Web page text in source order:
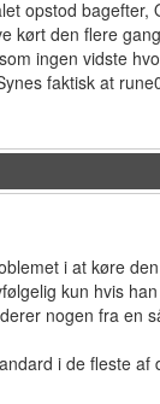
opstod bagefter,
kørt den flere
ingen vidste
faktisk at
i at køre
kun hvis
nogen fra en
i de fleste af